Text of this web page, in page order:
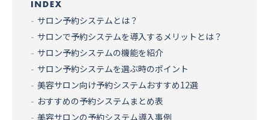
サロン予約システムとは？
サロンで予約システムを導入するメリットとは？
サロン予約システムの機能を紹介
サロン予約システムを選ぶ時のポイント
美容サロン向け予約システムおすすめ12選
おすすめの予約システムまとめ表
美容サロンの予約システム導入事例